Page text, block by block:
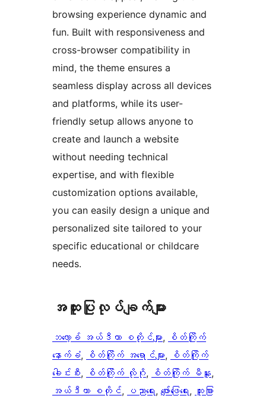
browsing experience dynamic and
fun. Built with responsiveness and
cross-browser compatibility in
mind, the theme ensures a
seamless display across all devices
and platforms, while its user-
friendly setup allows anyone to
create and launch a website
without needing technical
expertise, and with flexible
customization options available,
you can easily design a unique and
personalized site tailored to your
specific educational or childcare
needs.
အ​ထူး​ပြု​လုပ်​ချက်​များ
ဘလော့ခ် အယ်ဒီတာ စတိုင်များ,
စိတ်ကြိုက်
နောက်ခံ, စိတ်ကြိုက် အရောင်များ,
စိတ်ကြိုက်
ခေါင်းစီး, စိတ်ကြိုက် လိုဂို, စိတ်ကြိုက် မီနူး
အယ်ဒီတာ စတိုင်, ပညာရေး, ဖျော်ဖြေရေး, ထူးခြား